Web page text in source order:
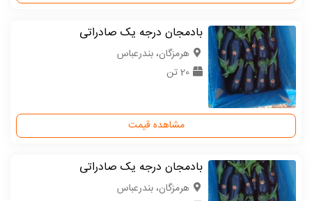
بادمجان درجه یک صادراتی
هرمزگان، بندرعباس
20 تن
مشاهده قیمت
بادمجان درجه یک صادراتی
هرمزگان، بندرعباس